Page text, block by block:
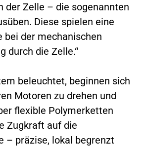
der Zelle – die sogenannten
Diese spielen eine
bei der mechanischen
durch die Zelle.“
beleuchtet, beginnen sich
Motoren zu drehen und
flexible Polymerketten
Zugkraft auf die
– präzise, lokal begrenzt